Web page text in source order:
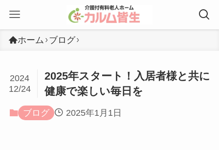
ホーム ブログ
2025年スタート！入居者様と共に
健康で楽しい毎日を
2024
12/24
ブログ 2025年1月1日